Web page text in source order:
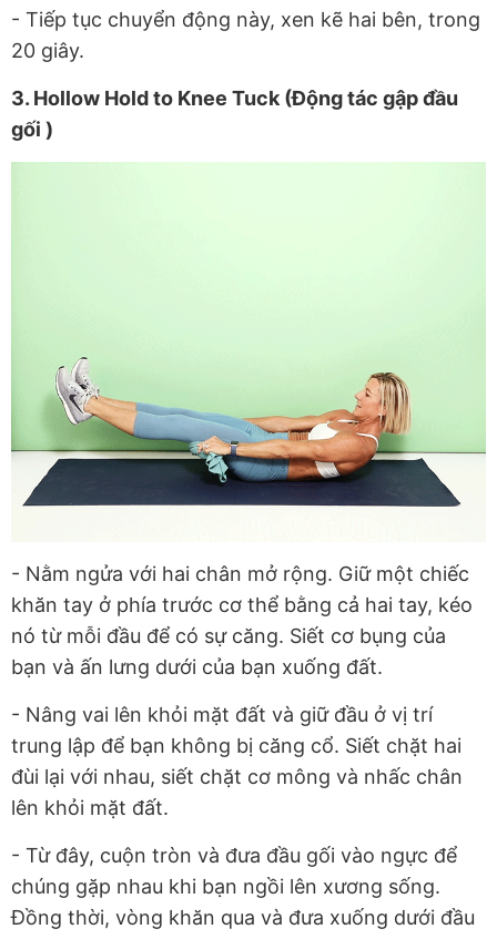
- Tiếp tục chuyển động này, xen kẽ hai bên, trong
20 giây.
3. Hollow Hold to Knee Tuck (Động tác gập đầu
gối )
- Nằm ngửa với hai chân mở rộng. Giữ một chiếc
khăn tay ở phía trước cơ thể bằng cả hai tay, kéo
nó từ mỗi đầu để có sự căng. Siết cơ bụng của
bạn và ấn lưng dưới của bạn xuống đất.
- Nâng vai lên khỏi mặt đất và giữ đầu ở vị trí
trung lập để bạn không bị căng cổ. Siết chặt hai
đùi lại với nhau, siết chặt cơ mông và nhấc chân
lên khỏi mặt đất.
- Từ đây, cuộn tròn và đưa đầu gối vào ngực để
chúng gặp nhau khi bạn ngồi lên xương sống.
Đồng thời, vòng khăn qua và đưa xuống dưới đầu